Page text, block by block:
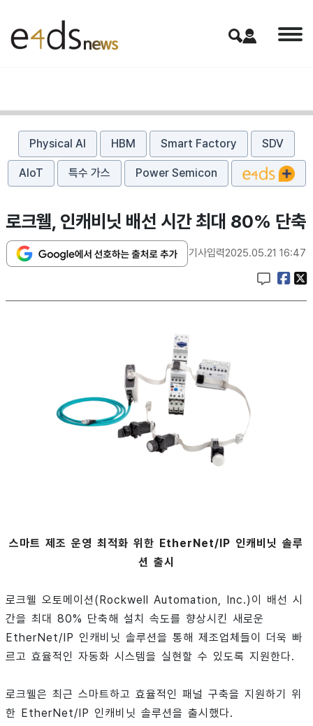
Physical AI HBM Smart Factory SDV
AIoT 특수 가스 Power Semicon
로크웰, 인캐비닛 배선 시간 최대 80% 단축
기사입력2025.05.21 16:47
스마트 제조 운영 최적화 위한 EtherNet/IP 인캐비닛 솔루
션 출시
로크웰 오토메이션(Rockwell Automation, Inc.)이 배선 시
간을 최대 80% 단축해 설치 속도를 향상시킨 새로운
EtherNet/IP 인캐비닛 솔루션을 통해 제조업체들이 더욱 빠
르고 효율적인 자동화 시스템을 실현할 수 있도록 지원한다.
로크웰은 최근 스마트하고 효율적인 패널 구축을 지원하기 위
한 EtherNet/IP 인캐비닛 솔루션을 출시했다.